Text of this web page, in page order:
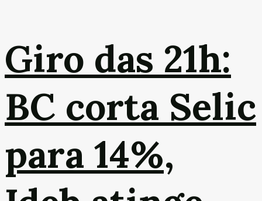
Giro das 21h:
BC corta Selic
para 14%,